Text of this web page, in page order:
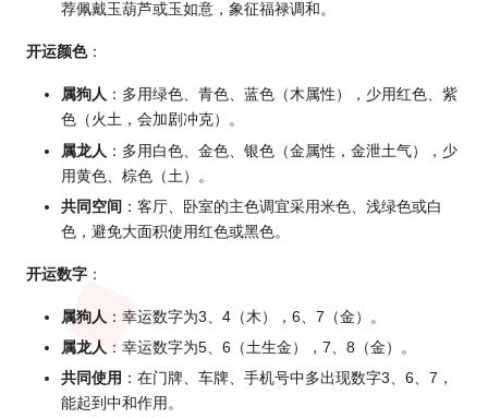
荐佩戴玉葫芦或玉如意，象征福禄调和。
开运颜色：
属狗人 ：多用绿色、青色、蓝色（木属性），少用红色、紫
色（火土，会加剧冲克）。
属龙人 ：多用白色、金色、银色（金属性，金泄土气），少
用黄色、棕色（土）。
共同空间 ：客厅、卧室的主色调宜采用米色、浅绿色或白
色，避免大面积使用红色或黑色。
开运数字 ：
属狗人 ：幸运数字为3、4（木），6、7（金）。
属龙人 ：幸运数字为5、6（土生金），7、8（金）。
共同使用 ：在门牌、车牌、手机号中多出现数字3、6、7，
能起到中和作用。